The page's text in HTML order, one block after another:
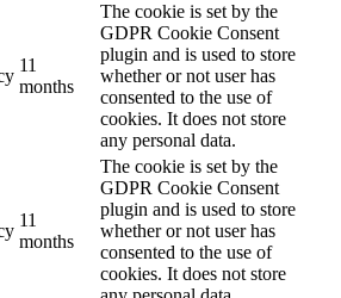
11
months
The cookie is set by the
GDPR Cookie Consent
plugin and is used to store
whether or not user has
consented to the use of
cookies. It does not store
any personal data.
11
months
The cookie is set by the
GDPR Cookie Consent
plugin and is used to store
whether or not user has
consented to the use of
cookies. It does not store